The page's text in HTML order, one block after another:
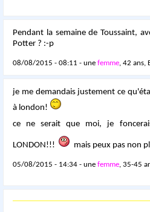
Pendant la semaine de Toussaint,
Potter ? :-p
08/08/2015 - 08:11 - unefemme, 42 ans,
je me demandais justement ce
à london!
ce ne serait que moi, je
LONDON!!! mais peux pas non
05/08/2015 - 14:34 - unefemme, 35-45